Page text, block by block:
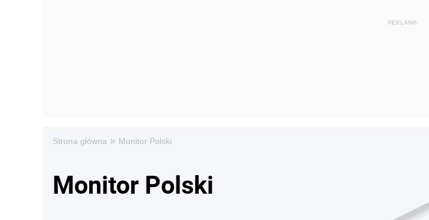
Strona główna » Monitor Polski
Monitor Polski